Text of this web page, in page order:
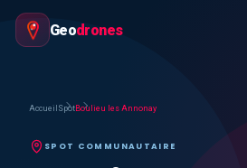
Geodrones
Accueil SpotBoulieu les Annonay
SPOT COMMUNAUTAIRE